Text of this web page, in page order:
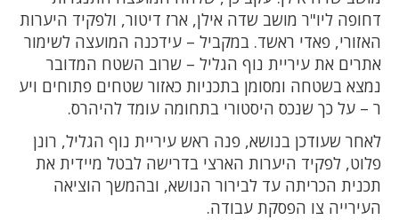
דחופה ליו"ר מושב שדה אילן, ארז דיטור, ולפקיד היערות
האזורי, פאדי ראשד. במקביל – עידכנה המועצה לשימור
אתרים את עיריית נוף הגליל – שרוב השטח המדובר
נמצא בשטחה ומסומן בתכניות כאזור שטחים פתוחים ויע
ר – על כך שנכס היסטורי בתחומה עומד להיהרס.
לאחר שעודכן בנושא, פנה ראש עיריית נוף הגליל, רונן
פלוט, לפקיד היערות הארצי בדרישה לבטל מיידית את
תכנית הכריתה עד לבירור הנושא, ובהמשך הוציאה
העירייה צו הפסקת עבודה.